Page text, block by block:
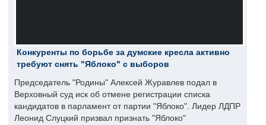
Конкуренты по борьбе за думские кресла активно
требуют снять "Яблоко" с выборов
Председатель "Родины" Алексей Журавлев подал в
Верховный суд иск об отмене регистрации списка
кандидатов в парламент от партии "Яблоко". Лидер ЛДПР
Леонид Слуцкий призвал признать "Яблоко"